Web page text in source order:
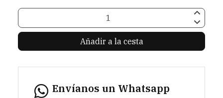
Añadir a la cesta
Envíanos un Whatsapp